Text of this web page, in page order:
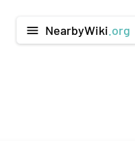
menu NearbyWiki .org